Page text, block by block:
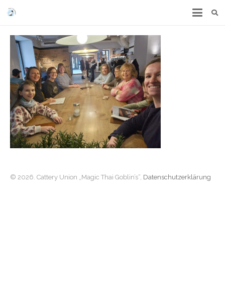
© 2026. Cattery Union „Magic Thai Goblin’s“, Datenschutzerklärung